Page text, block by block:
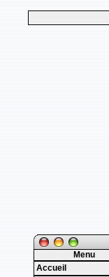
Menu
Accueil